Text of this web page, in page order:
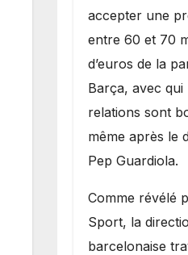
accepter une
entre 60 et 70
d’euros de la
Barça, avec qui
relations sont
même après le
Pep Guardiola.
​Comme révélé
Sport, la
barcelonaise